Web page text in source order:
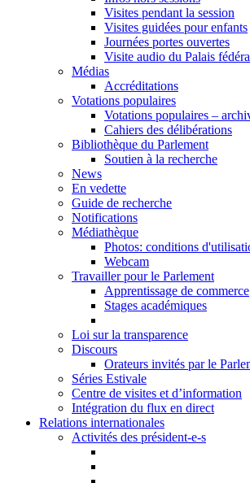
Visites pendant la session
Visites guidées pour enfants
Journées portes ouvertes
Visite audio du Palais
Médias
Accréditations
Votations populaires
Votations populaires –
Cahiers des délibérations
Bibliothèque du Parlement
Soutien à la recherche
News
En vedette
Guide de recherche
Notifications
Médiathèque
Photos: conditions
Webcam
Travailler pour le Parlement
Apprentissage de commerce
Stages académiques
Loi sur la transparence
Discours
Orateurs invités par le
Séries Estivale
Centre de visites et d’information
Intégration du flux en direct
Relations internationales
Activités des président-e-s